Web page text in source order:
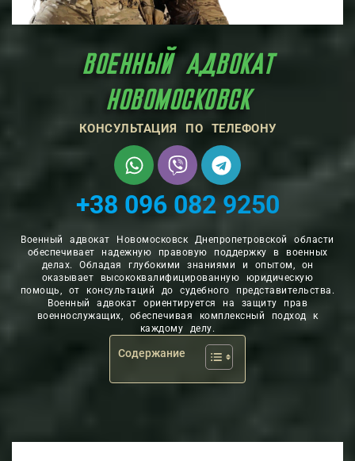
ВОЕННЫЙ АДВОКАТ
НОВОМОСКОВСК
КОНСУЛЬТАЦИЯ ПО ТЕЛЕФОНУ
+38 096 082 9250
Военный адвокат Новомосковск Днепропетровской области
обеспечивает надежную правовую поддержку в военных
делах. Обладая глубокими знаниями и опытом, он
оказывает высококвалифицированную юридическую
помощь, от консультаций до судебного представительства.
Военный адвокат ориентируется на защиту прав
военнослужащих, обеспечивая комплексный подход к
каждому делу.
Содержание